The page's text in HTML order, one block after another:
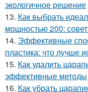
экологичное решение
13. Как выбрать
мощностью 200:
14. Эффективные
пластика: что лучше
15. Как удалить
эффективные методы
16. Как убрать